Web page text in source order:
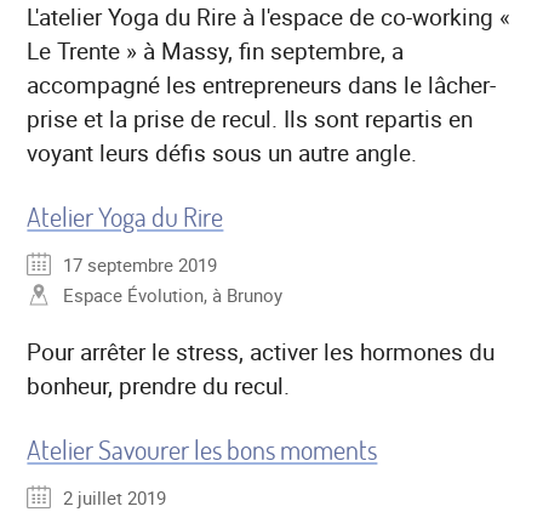
L'atelier Yoga du Rire à l'espace de co-working «
Le Trente » à Massy, fin septembre, a
accompagné les entrepreneurs dans le lâcher-
prise et la prise de recul. Ils sont repartis en
voyant leurs défis sous un autre angle.
Atelier Yoga du Rire
17 septembre 2019
Espace Évolution, à Brunoy
Pour arrêter le stress, activer les hormones du
bonheur, prendre du recul.
Atelier Savourer les bons moments
2 juillet 2019